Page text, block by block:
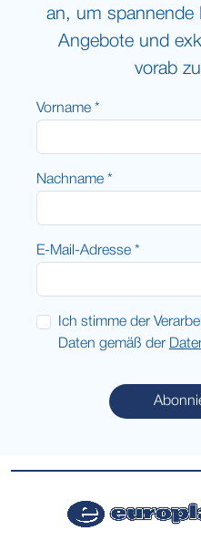
an, um spannende
Angebote und
vorab
Vorname *
Nachname *
E-Mail-Adresse *
Ich stimme der
Daten gemäß der